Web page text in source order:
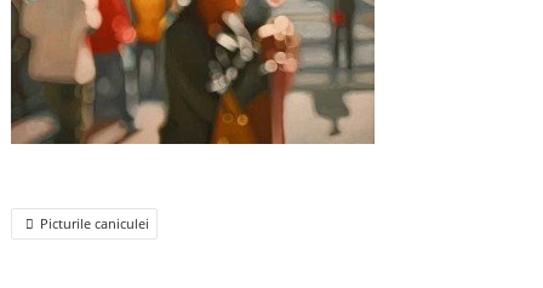
Post
navigation
Picturile caniculei